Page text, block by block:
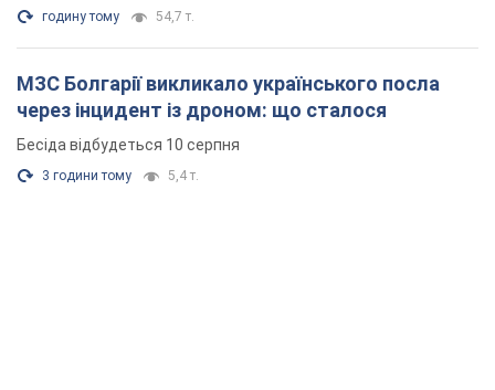
годину тому 54,7 т.
МЗС Болгарії викликало українського посла
через інцидент із дроном: що сталося
Бесіда відбудеться 10 серпня
3 години тому 5,4 т.